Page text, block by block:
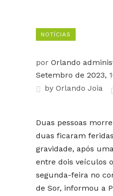
NOTÍCIAS
por Orlando
Setembro de 2023,
by Orlando Joia
Duas pessoas
duas ficaram
gravidade, após
entre dois veículos
segunda-feira no
de Sor, informou a